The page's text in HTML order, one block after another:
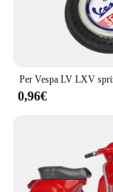
0,96€